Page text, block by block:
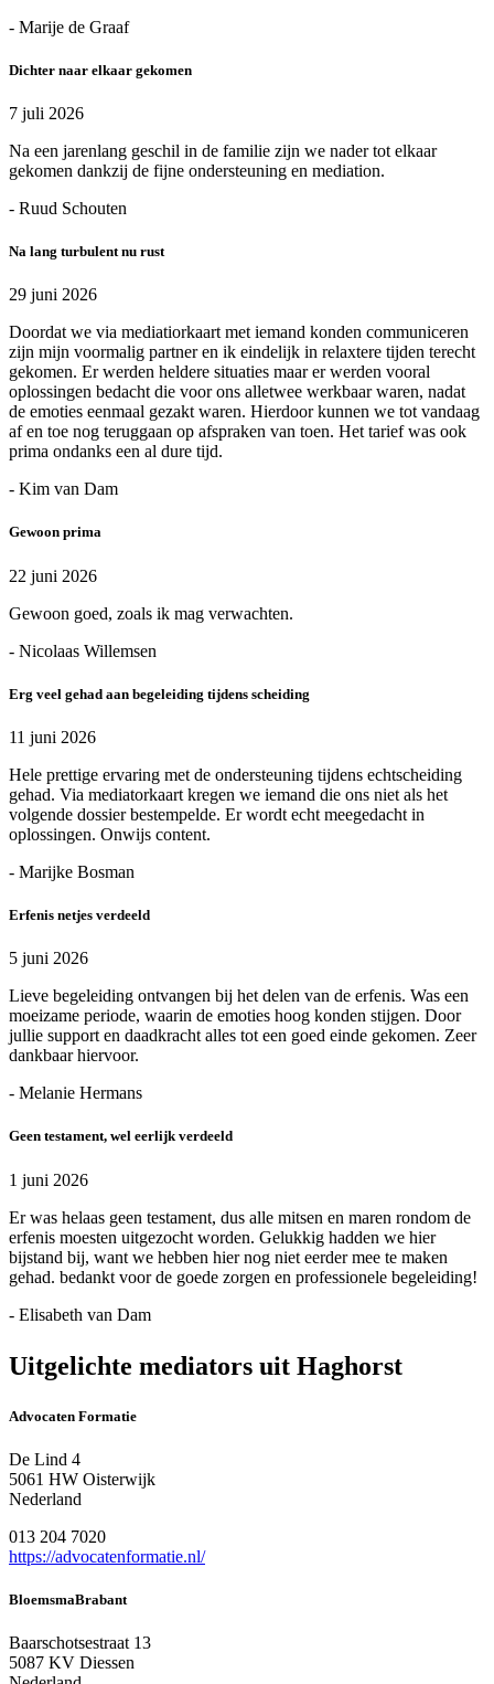
- Marije de Graaf
Dichter naar elkaar gekomen
7 juli 2026
Na een jarenlang geschil in de familie zijn we nader tot elkaar
gekomen dankzij de fijne ondersteuning en mediation.
- Ruud Schouten
Na lang turbulent nu rust
29 juni 2026
Doordat we via mediatiorkaart met iemand konden communiceren
zijn mijn voormalig partner en ik eindelijk in relaxtere tijden terecht
gekomen. Er werden heldere situaties maar er werden vooral
oplossingen bedacht die voor ons alletwee werkbaar waren, nadat
de emoties eenmaal gezakt waren. Hierdoor kunnen we tot vandaag
af en toe nog teruggaan op afspraken van toen. Het tarief was ook
prima ondanks een al dure tijd.
- Kim van Dam
Gewoon prima
22 juni 2026
Gewoon goed, zoals ik mag verwachten.
- Nicolaas Willemsen
Erg veel gehad aan begeleiding tijdens scheiding
11 juni 2026
Hele prettige ervaring met de ondersteuning tijdens echtscheiding
gehad. Via mediatorkaart kregen we iemand die ons niet als het
volgende dossier bestempelde. Er wordt echt meegedacht in
oplossingen. Onwijs content.
- Marijke Bosman
Erfenis netjes verdeeld
5 juni 2026
Lieve begeleiding ontvangen bij het delen van de erfenis. Was een
moeizame periode, waarin de emoties hoog konden stijgen. Door
jullie support en daadkracht alles tot een goed einde gekomen. Zeer
dankbaar hiervoor.
- Melanie Hermans
Geen testament, wel eerlijk verdeeld
1 juni 2026
Er was helaas geen testament, dus alle mitsen en maren rondom de
erfenis moesten uitgezocht worden. Gelukkig hadden we hier
bijstand bij, want we hebben hier nog niet eerder mee te maken
gehad. bedankt voor de goede zorgen en professionele begeleiding!
- Elisabeth van Dam
Uitgelichte mediators uit Haghorst
Advocaten Formatie
De Lind 4
5061 HW Oisterwijk
Nederland
013 204 7020
https://advocatenformatie.nl/
BloemsmaBrabant
Baarschotsestraat 13
5087 KV Diessen